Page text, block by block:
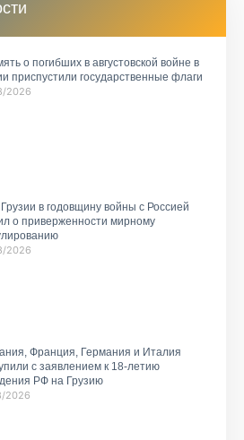
о погибших в августовской войне в
приспустили государственные флаги
2026
в годовщину войны с Россией
о приверженности мирному
2026
Франция, Германия и Италия
с заявлением к 18-летию
РФ на Грузию
2026